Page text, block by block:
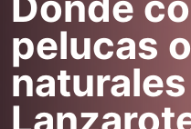
pelucas